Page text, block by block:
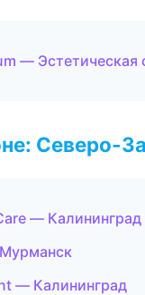
— Эстетическая
Северо-
— Калининград
— Калининград